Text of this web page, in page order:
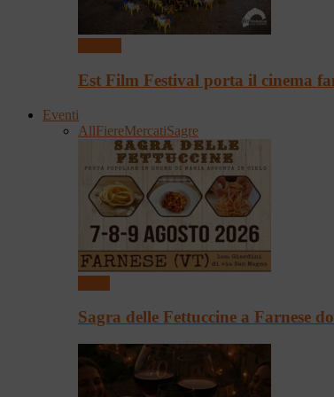
Est Film Festival porta il cinema
Eventi
AllFiereMercatiSagre
Sagra delle Fettuccine a Farnese